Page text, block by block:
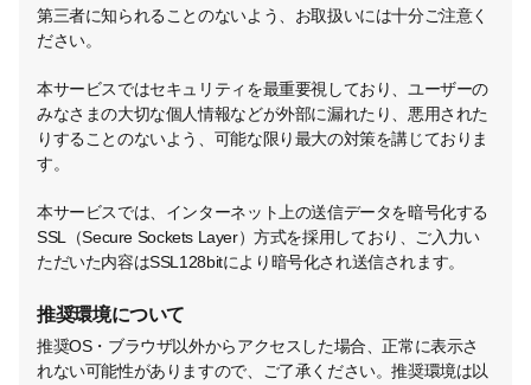
第三者に知られることのないよう、お取扱いには十分ご注意く
ださい。
本サービスではセキュリティを最重要視しており、ユーザーの
みなさまの大切な個人情報などが外部に漏れたり、悪用された
りすることのないよう、可能な限り最大の対策を講じておりま
す。
本サービスでは、インターネット上の送信データを暗号化する
SSL（Secure Sockets Layer）方式を採用しており、ご入力い
ただいた内容はSSL128bitにより暗号化され送信されます。
推奨環境について
推奨OS・ブラウザ以外からアクセスした場合、正常に表示さ
れない可能性がありますので、ご了承ください。推奨環境は以